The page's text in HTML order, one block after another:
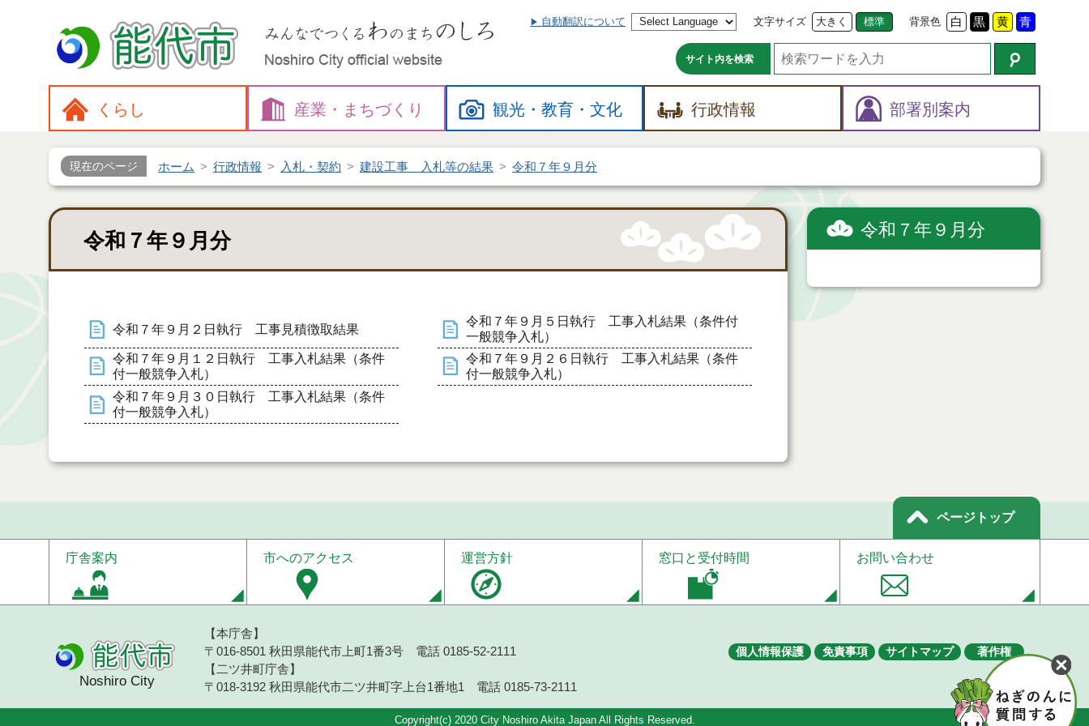
自動翻訳について 文字サイズ 大きく 標準 背景色 白 黒 黄 青
サイト内を検索
くらし 産業・ まちづくり 観光・教育・文化 行政情報 部署別案内
現在のページ ホーム 行政情報 入札・契約 建設工事 入札等の結果 令和７年９月分
令和７年９月分
令和７年９月２日執行 工事見積徴取結果
令和７年９月５日執行 工事入札結果（条件付
一般競争入札）
令和７年９月１２日執行 工事入札結果（条件
付一般競争入札）
令和７年９月２６日執行 工事入札結果（条件
付一般競争入札）
令和７年９月３０日執行 工事入札結果（条件
付一般競争入札）
令和７年９月分
ページトップ
庁舎案内 市へのアクセス 運営方針 窓口と受付時間 お問い合わせ
個人情報保護 免責事項 サイトマップ 著作権
Noshiro City
【本庁舎】
〒016-8501 秋田県能代市上町1番3号 電話 0185-52-2111
【二ツ井町庁舎】
〒018-3192 秋田県能代市二ツ井町字上台1番地1 電話 0185-73-2111
Copyright(c) 2020 City Noshiro Akita Japan All Rights Reserved.